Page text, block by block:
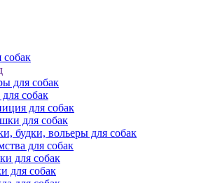
собак
для собак
собак
для собак
для собак
будки, вольеры для собак
для собак
для собак
для собак